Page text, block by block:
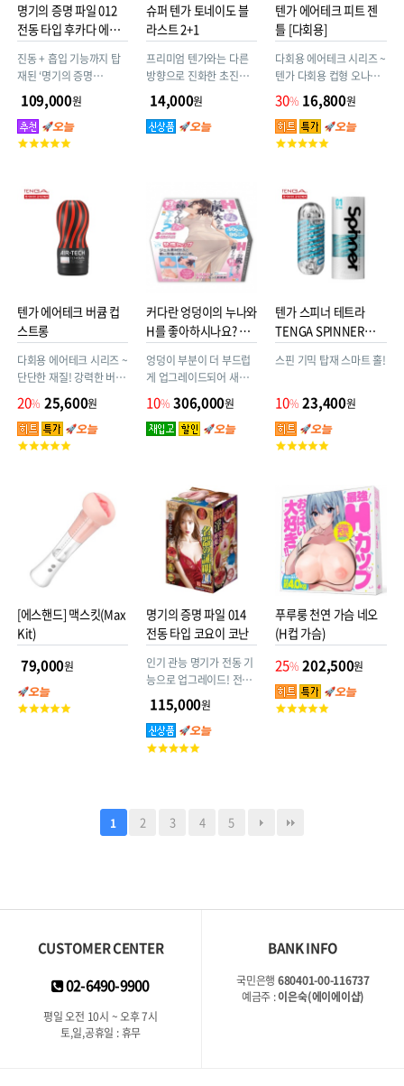
명기의 증명 파일 012
전동 타입 후카다 에이
진동 + 흡입 기능까지 탑
재된 ‘명기의 증명
No.12’가 더 강력해져 돌
아왔다! 리얼 사이즈 명기
가 마치 살아 움직이듯 요
동치며 생 느낌을 뛰어넘
인 쾌감의 소용돌이에 빠
져보세요!
109,000원
고
점
슈퍼 텐가 토네이도 블
라스트 2+1
프리미엄 텐가와는 다른
방향으로 진화한 초진화
형 SUPER TENGA가 등
장 !!
14,000원
텐가 에어테크 피트 젠
틀 [다회용]
다회용 에어테크 시리즈 ~
텐가 다회용 컵형 오나홀
ATF-001W (에어테크 핏)
~ 핏한 사이즈. 소프트한
촉감. 여러번 재사용 가능!
30% 16,800원
고
점
텐가 에어테크 버큠 컵
스트롱
다회용 에어테크 시리즈 ~
단단한 재질! 강력한 버큠
효과! 1~2회분 로션이 동
봉된 다회용 제품!
#4560220554555
20% 25,600원
고
커다란 엉덩이의 누나와
H를 좋아하시나요? 소
엉덩이 부분이 더 부드럽
게 업그레이드되어 새롭
게 등장!! 초(超) 두툼한
볼륨감! 가득 찬 10kg &
95cm 실물 이상의 성적
물조물 감촉♡
10% 306,000원
텐가 스피너 테트라
TENGA SPINNER
스핀 기믹 탑재 스마트 홀!
10% 23,400원
고
점
[에스핸드] 맥스킷(Max
Kit)
79,000원
고
명기의 증명 파일 014
전동 타입 코요이 코난
인기 관능 명기가 전동 기
능으로 업그레이드! 전동
흡입 유닛이 내장되어 쾌
감이 한층 더 강화되었습
니다.
115,000원
고
푸루룽 천연 가슴 네오
(H컵 가슴)
25% 202,500원
고
1 2 3 4 5
CUSTOMER CENTER
02-6490-9900
평일 오전 10시 ~ 오후 7시
토,일,공휴일 : 휴무
BANK INFO
국민은행 680401-00-116737
예금주 :이은숙(에이에이샵)